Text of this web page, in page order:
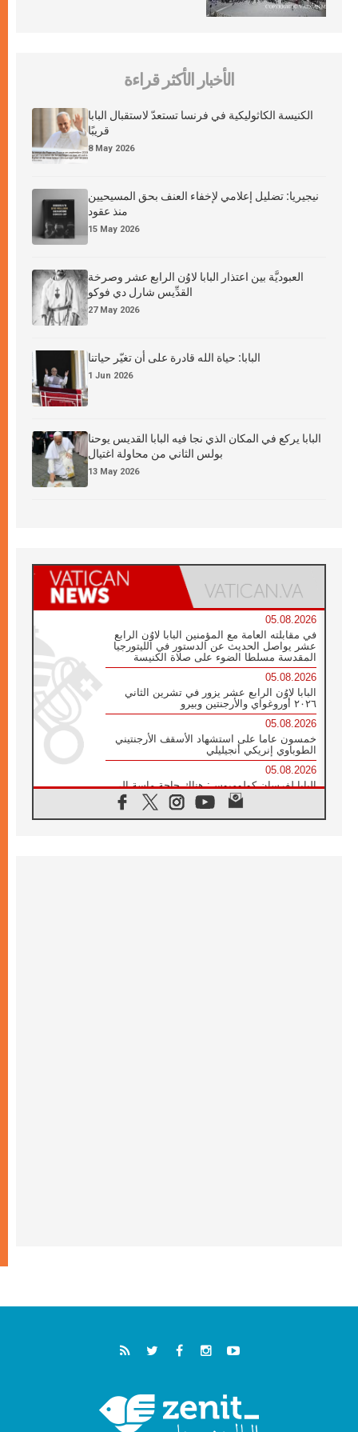
الأخبار الأكثر قراءة
الكنيسة الكاثوليكية في فرنسا تستعدّ لاستقبال البابا
قريبًا
8 May 2026
نيجيريا: تضليل إعلامي لإخفاء العنف بحق المسيحيين
منذ عقود
15 May 2026
العبوديَّة بين اعتذار البابا لاوُن الرابع عشر وصرخة
القدِّيس شارل دي فوكو
27 May 2026
البابا: حياة الله قادرة على أن تغيّر حياتنا
1 Jun 2026
البابا يركع في المكان الذي نجا فيه البابا القديس يوحنا
بولس الثاني من محاولة اغتيال
13 May 2026
05.08.2026
في مقابلته العامة مع المؤمنين البابا لاوُن الرابع
عشر يواصل الحديث عن الدستور في الليتورجيا
المقدسة مسلطا الضوء على صلاة الكنيسة
05.08.2026
البابا لاوُن الرابع عشر يزور في تشرين الثاني
٢٠٢٦ أوروغواي والأرجنتين وبيرو
05.08.2026
خمسون عاما على استشهاد الأسقف الأرجنتيني
الطوباوي إنريكي أنجيليلي
05.08.2026
البابا لفرسان كولومبوس: هناك حاجة ماسة إلى
أنبياء تناغم يسعون إلى بناء الجسور
04.08.2026